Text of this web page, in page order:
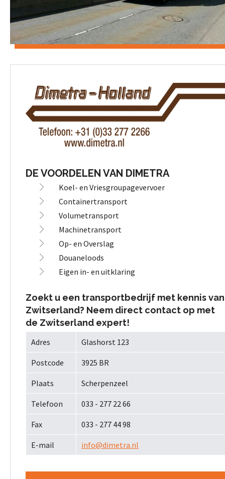
DE VOORDELEN VAN DIMETRA
Koel- en Vriesgroupagevervoer
Containertransport
Volumetransport
Machinetransport
Op- en Overslag
Douaneloods
Eigen in- en uitklaring
Zoekt u een transportbedrijf met kennis van
Zwitserland? Neem direct contact op met
de Zwitserland expert!
Adres Glashorst 123
Postcode 3925 BR
Plaats Scherpenzeel
Telefoon 033 - 277 22 66
Fax 033 - 277 44 98
E-mail info@dimetra.nl